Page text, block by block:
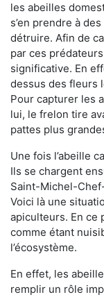
les abeilles
s’en prendre à
détruire. Afin de
par ces
significative. En
dessus des fleurs
Pour capturer les
lui, le frelon tire
pattes plus
Une fois l’abeille
Ils se chargent
Saint-Michel-
Voici là une
apiculteurs. En ce
comme étant
l’écosystème.
En effet, les
remplir un rôle